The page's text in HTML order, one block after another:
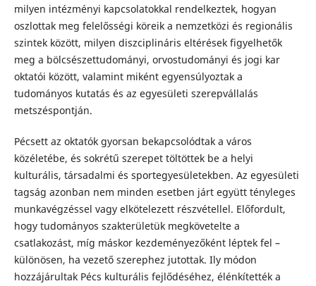
milyen intézményi kapcsolatokkal rendelkeztek, hogyan
oszlottak meg felelősségi köreik a nemzetközi és regionális
szintek között, milyen diszciplináris eltérések figyelhetők
meg a bölcsészettudományi, orvostudományi és jogi kar
oktatói között, valamint miként egyensúlyoztak a
tudományos kutatás és az egyesületi szerepvállalás
metszéspontján.
Pécsett az oktatók gyorsan bekapcsolódtak a város
közéletébe, és sokrétű szerepet töltöttek be a helyi
kulturális, társadalmi és sportegyesületekben. Az egyesületi
tagság azonban nem minden esetben járt együtt tényleges
munkavégzéssel vagy elkötelezett részvétellel. Előfordult,
hogy tudományos szakterületük megkövetelte a
csatlakozást, míg máskor kezdeményezőként léptek fel –
különösen, ha vezető szerephez jutottak. Ily módon
hozzájárultak Pécs kulturális fejlődéséhez, élénkítették a